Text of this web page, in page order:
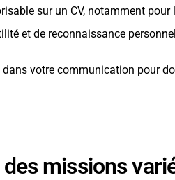
sur un CV, notamment
et de reconnaissance
votre communication pour
missions